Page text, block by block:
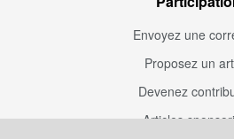
Envoyez une
Proposez un
Devenez
Articles